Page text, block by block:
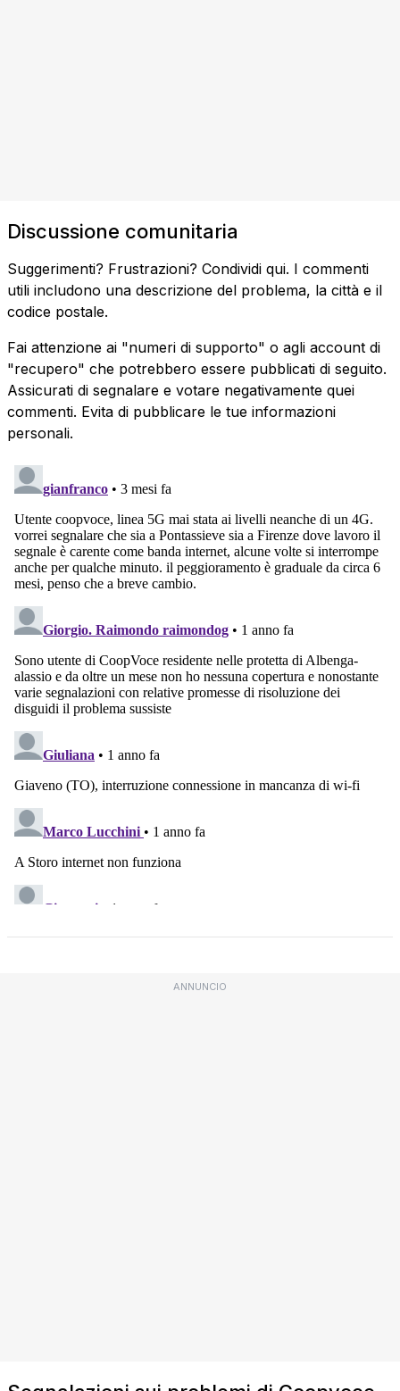
Discussione comunitaria
Suggerimenti? Frustrazioni? Condividi qui. I commenti
utili includono una descrizione del problema, la città e il
codice postale.
Fai attenzione ai "numeri di supporto" o agli account di
"recupero" che potrebbero essere pubblicati di seguito.
Assicurati di segnalare e votare negativamente quei
commenti. Evita di pubblicare le tue informazioni
personali.
ANNUNCIO